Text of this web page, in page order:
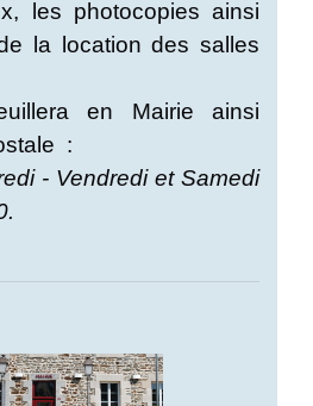
les photocopies ainsi
la location des salles
en Mairie ainsi
:
- Vendredi et Samedi